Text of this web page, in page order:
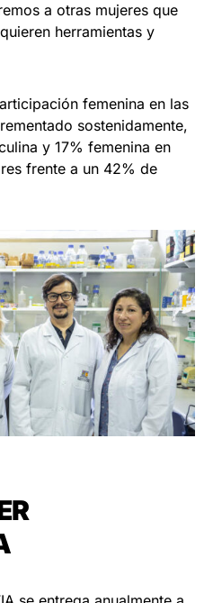
a otras mujeres que
herramientas y
femenina en las
sostenidamente,
y 17% femenina en
frente a un 42% de